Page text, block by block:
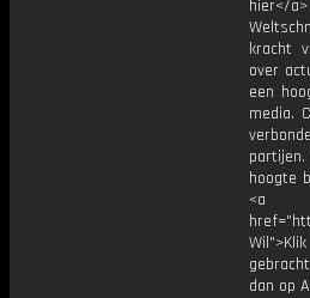
hier</
kracht
over
een
media.
hoogte
<a
dan op